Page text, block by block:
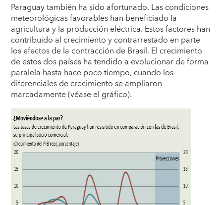
Paraguay también ha sido afortunado. Las condiciones
meteorológicas favorables han beneficiado la
agricultura y la producción eléctrica. Estos factores han
contribuido al crecimiento y contrarrestado en parte
los efectos de la contracción de Brasil. El crecimiento
de estos dos países ha tendido a evolucionar de forma
paralela hasta hace poco tiempo, cuando los
diferenciales de crecimiento se ampliaron
marcadamente (véase el gráfico).